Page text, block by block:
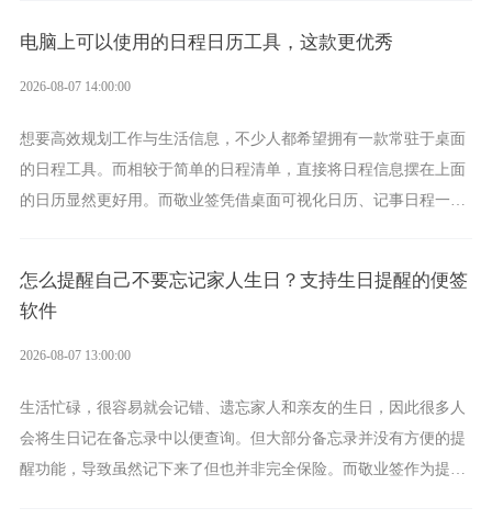
电脑上可以使用的日程日历工具，这款更优秀
2026-08-07 14:00:00
想要高效规划工作与生活信息，不少人都希望拥有一款常驻于桌面
的日程工具。而相较于简单的日程清单，直接将日程信息摆在上面
的日历显然更好用。而敬业签凭借桌面可视化日历、记事日程一体
怎么提醒自己不要忘记家人生日？支持生日提醒的便签
软件
2026-08-07 13:00:00
生活忙碌，很容易就会记错、遗忘家人和亲友的生日，因此很多人
会将生日记在备忘录中以便查询。但大部分备忘录并没有方便的提
醒功能，导致虽然记下来了但也并非完全保险。而敬业签作为提醒